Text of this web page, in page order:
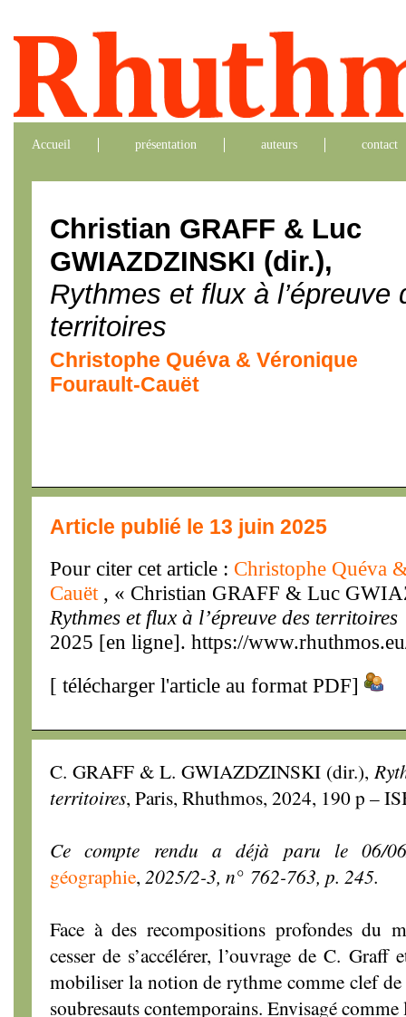
Accueil présentation auteurs contact
Christian GRAFF & Luc
GWIAZDZINSKI (dir.),
Rythmes et flux à l’épreuve
territoires
Christophe Quéva & Véronique
Fourault-Cauët
Article publié le 13 juin 2025
Pour citer cet article : Christophe Quéva
Cauët , « Christian GRAFF & Luc
Rythmes et flux à l’épreuve des territoires
2025 [en ligne]. https://
[ télécharger l'article au format PDF]
C. GRAFF & L. GWIAZDZINSKI (dir.),
territoires, Paris, Rhuthmos, 2024, 190 p –
Ce compte rendu a déjà paru le 06/
géographie, 2025/2-3, n° 762-763, p. 245.
Face à des recompositions profondes du
cesser de s’accélérer, l’ouvrage de C.
mobiliser la notion de rythme comme clef de
soubresauts contemporains. Envisagé